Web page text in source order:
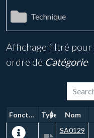
Technique
Affichage filtré pour
ordre de Catégorie
Fonctions Type Nom
SA0129